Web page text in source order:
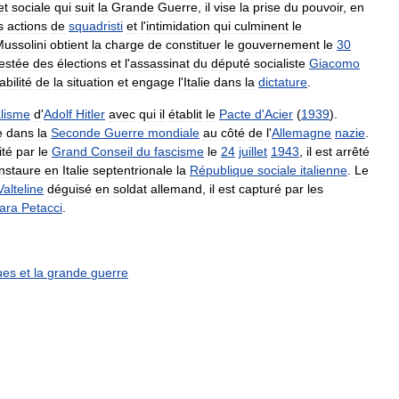
sociale qui suit la Grande Guerre il vise la prise du pouvoir, en
actions de squadristi et l'intimidation qui culminent le
obtient la charge de constituer le gouvernement le 30
des élections et l'assassinat du député socialiste Giacomo
de la situation et engage l'Italie dans la dictature
d'Adolf Hitler avec qui il établit le Pacte d'Acier (1939).
dans la Seconde Guerre mondiale au côté de l'Allemagne nazie
par le Grand Conseil du fascisme le 24 juillet 1943 il est arrêté
en Italie septentrionale la République sociale italienne Le
déguisé en soldat allemand il est capturé par les
Petacci
et la grande guerre